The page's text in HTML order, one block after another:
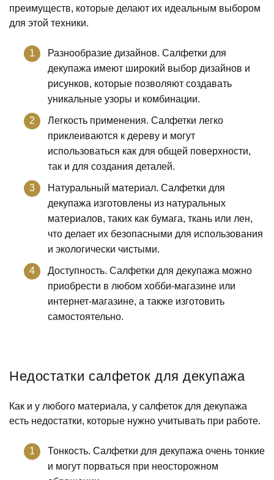
преимуществ, которые делают их идеальным выбором
для этой техники.
Разнообразие дизайнов. Салфетки для
декупажа имеют широкий выбор дизайнов и
рисунков, которые позволяют создавать
уникальные узоры и комбинации.
Легкость применения. Салфетки легко
приклеиваются к дереву и могут
использоваться как для общей поверхности,
так и для создания деталей.
Натуральный материал. Салфетки для
декупажа изготовлены из натуральных
материалов, таких как бумага, ткань или лен,
что делает их безопасными для использования
и экологически чистыми.
Доступность. Салфетки для декупажа можно
приобрести в любом хобби-магазине или
интернет-магазине, а также изготовить
самостоятельно.
Недостатки салфеток для декупажа
Как и у любого материала, у салфеток для декупажа
есть недостатки, которые нужно учитывать при работе.
Тонкость. Салфетки для декупажа очень тонкие
и могут порваться при неосторожном